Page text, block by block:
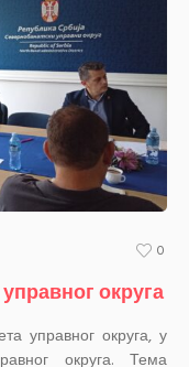
0
округа
управног округа, у
округа. Тема